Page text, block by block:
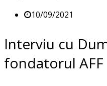
10/09/2021
Interviu cu
fondatorul AFF